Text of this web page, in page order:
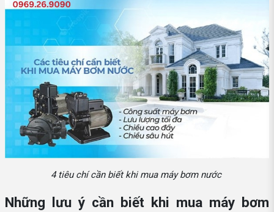
4 tiêu chí cần biết khi mua máy bơm nước
Những lưu ý cần biết khi mua máy bơm